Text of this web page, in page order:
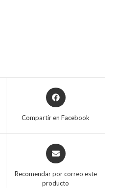
Compartir en Facebook
Recomendar por correo este
producto